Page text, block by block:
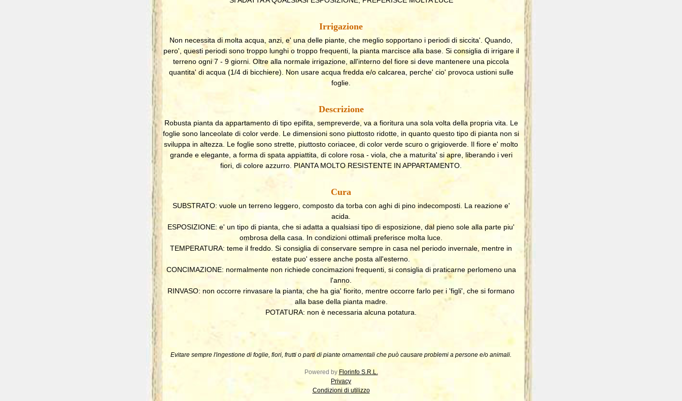
Irrigazione
Non necessita di molta acqua, anzi, e' una delle piante, che meglio sopportano i periodi di siccita'. Quando,
pero', questi periodi sono troppo lunghi o troppo frequenti, la pianta marcisce alla base. Si consiglia di irrigare il
terreno ogni 7 - 9 giorni. Oltre alla normale irrigazione, all'interno del fiore si deve mantenere una piccola
quantita' di acqua (1/4 di bicchiere). Non usare acqua fredda e/o calcarea, perche' cio' provoca ustioni sulle
foglie.
Descrizione
Robusta pianta da appartamento di tipo epifita, sempreverde, va a fioritura una sola volta della propria vita. Le
foglie sono lanceolate di color verde. Le dimensioni sono piuttosto ridotte, in quanto questo tipo di pianta non si
sviluppa in altezza. Le foglie sono strette, piuttosto coriacee, di color verde scuro o grigioverde. Il fiore e' molto
grande e elegante, a forma di spata appiattita, di colore rosa - viola, che a maturita' si apre, liberando i veri
fiori, di colore azzurro. PIANTA MOLTO RESISTENTE IN APPARTAMENTO.
Cura
SUBSTRATO: vuole un terreno leggero, composto da torba con aghi di pino indecomposti. La reazione e'
acida.
ESPOSIZIONE: e' un tipo di pianta, che si adatta a qualsiasi tipo di esposizione, dal pieno sole alla parte piu'
ombrosa della casa. In condizioni ottimali preferisce molta luce.
TEMPERATURA: teme il freddo. Si consiglia di conservare sempre in casa nel periodo invernale, mentre in
estate puo' essere anche posta all'esterno.
CONCIMAZIONE: normalmente non richiede concimazioni frequenti, si consiglia di praticarne perlomeno una
l'anno.
RINVASO: non occorre rinvasare la pianta, che ha gia' fiorito, mentre occorre farlo per i 'figli', che si formano
alla base della pianta madre.
POTATURA: non è necessaria alcuna potatura.
Evitare sempre l'ingestione di foglie, fiori, frutti o parti di piante ornamentali che può causare problemi a persone e/o animali.
Powered by Florinfo S.R.L.
Privacy
Condizioni di utilizzo